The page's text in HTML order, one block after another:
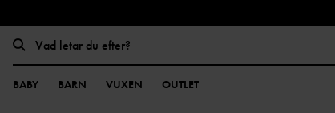
BABY BARN VUXEN OUTLET